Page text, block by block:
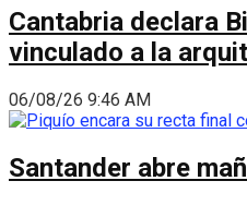
Cantabria declara
vinculado a la
06/08/26 9:46 AM
Santander abre